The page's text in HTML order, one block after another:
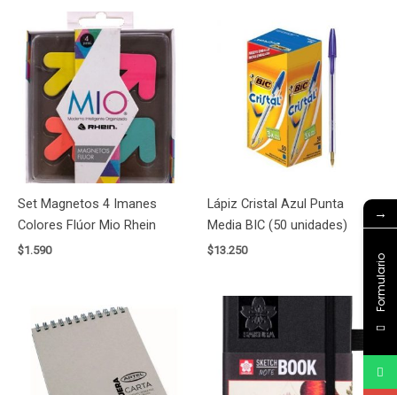
Set Magnetos 4 Imanes
Colores Flúor Mio Rhein
$1.590
Lápiz Cristal Azul Punta
Media BIC (50 unidades)
$13.250
→
Formulario